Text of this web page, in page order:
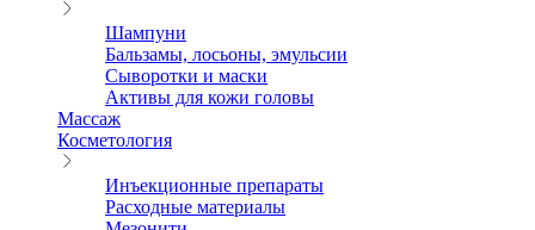
Шампуни
Бальзамы, лосьоны, эмульсии
Сыворотки и маски
Активы для кожи головы
Массаж
Косметология
Инъекционные препараты
Расходные материалы